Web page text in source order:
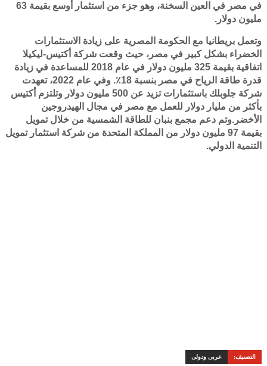
في مصر في العين السخنة، وهو جزء من استثمار أوسع بقيمة 63
مليون دولار.
وتعمل بريطانيا مع الحكومة المصرية على زيادة الاستثمارات
الخضراء بشكل كبير في مصر، حيث وقعت شركة أكتيس-ليكيلا
اتفاقية بقيمة 325 مليون دولار في عام 2018 للمساعدة في زيادة
قدرة طاقة الرياح في مصر بنسبة 18٪. وفي عام 2022، تعهدت
شركة جلوبلك باستثمارات تزيد عن 500 مليون دولار وتلتزم أكتيس
بأكثر من مليار دولار للعمل مع مصر في مجال الهيدروجين
الأخضر.وتم دعم مجمع بنبان للطاقة الشمسية من خلال تمويل
بقيمة 97 مليون دولار من المملكة المتحدة من شركة استثمار تمويل
التنمية الدولي.
التصنيف: عربى ودولى